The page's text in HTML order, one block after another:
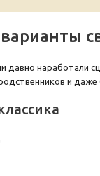
давно наработали
и